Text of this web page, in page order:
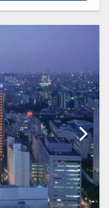
DP-1-
・プラン同
件となりま
付プラン」
付プラ
【食事条
予約にお進